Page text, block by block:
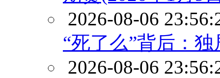
2026-08-06
“死了么”背后：
2026-08-06